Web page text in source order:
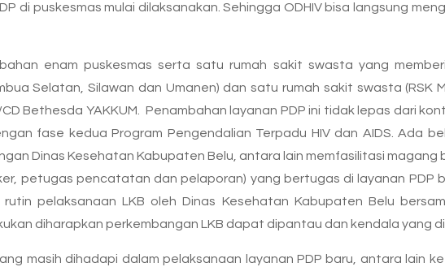
di puskesmas mulai dilaksanakan. Sehingga ODHIV bisa langsung
enam puskesmas serta satu rumah sakit swasta yang
Selatan, Silawan dan Umanen) dan satu rumah sakit swasta (RSK
Bethesda YAKKUM. Penambahan layanan PDP ini tidak lepas dari
fase kedua Program Pengendalian Terpadu HIV dan AIDS. Ada
Dinas Kesehatan Kabupaten Belu, antara lain memfasilitasi
petugas pencatatan dan pelaporan) yang bertugas di layanan PDP
pelaksanaan LKB oleh Dinas Kesehatan Kabupaten Belu
diharapkan perkembangan LKB dapat dipantau dan kendala yang
masih dihadapi dalam pelaksanaan layanan PDP baru, antara lain